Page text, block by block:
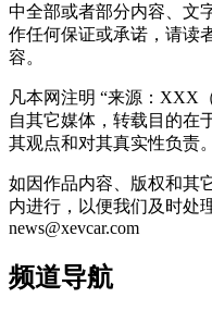
中全部或者部分内容、文
作任何保证或承诺，请读
容。
凡本网注明 “来源：XXX
自其它媒体，转载目的在
其观点和对其真实性负责。
如因作品内容、版权和其
内进行，以便我们及时处
news@xevcar.com
频道导航